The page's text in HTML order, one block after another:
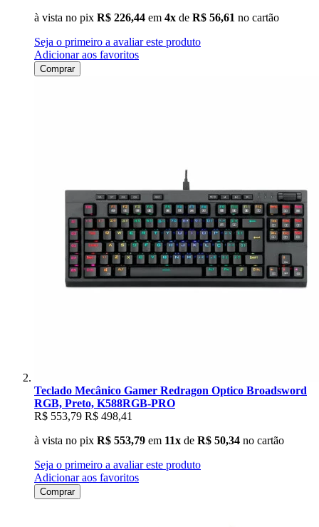
à vista no pix R$ 226,44 em 4x de R$ 56,61 no cartão
Seja o primeiro a avaliar este produto
Adicionar aos favoritos
Comprar
Teclado Mecânico Gamer Redragon Optico Broadsword
RGB, Preto, K588RGB-PRO
R$ 553,79 R$ 498,41
à vista no pix R$ 553,79 em 11x de R$ 50,34 no cartão
Seja o primeiro a avaliar este produto
Adicionar aos favoritos
Comprar